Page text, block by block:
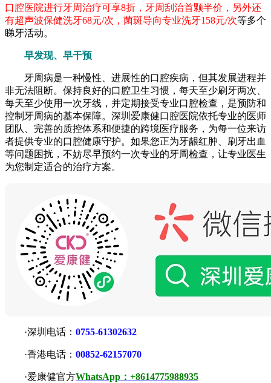
口腔医院进行牙周治疗可享8折，牙周刮治首颗半价，另外还
有超声波保健洗牙68元/次，菌斑导向专业洗牙158元/次等多个
睇牙活动。
早发现、早干预
牙周病是一种慢性、进展性的口腔疾病，但其发展进程并
非无法阻断。保持良好的口腔卫生习惯，每天至少刷牙两次、
每天至少使用一次牙线，并定期接受专业口腔检查，是预防和
控制牙周病的基本保障。深圳爱康健口腔医院依托专业的医师
团队、完善的质控体系和便捷的跨境医疗服务，为每一位来访
者提供专业的口腔健康守护。如果您正为牙龈红肿、刷牙出血
等问题困扰，不妨尽早预约一次专业的牙周检查，让专业医生
为您制定适合的治疗方案。
·深圳电话： 0755-61302632
·香港电话： 00852-62157070
·爱康健官方WhatsApp：+8614775988935